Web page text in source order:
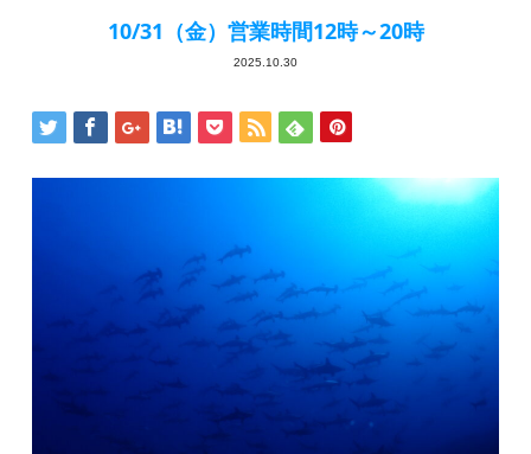
10/31（金）営業時間12時～20時
2025.10.30